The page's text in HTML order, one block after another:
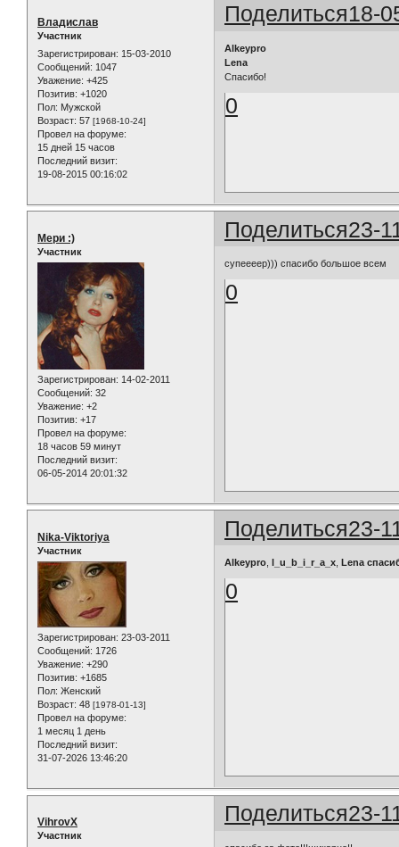
Поделиться18-
Владислав
Участник
Зарегистрирован: 15-03-2010
Сообщений: 1047
Уважение: +425
Позитив: +1020
Пол: Мужской
Возраст: 57 [1968-10-24]
Провел на форуме:
15 дней 15 часов
Последний визит:
19-08-2015 00:16:02
Alkeypro
Lena
Спасибо!
0
Поделиться23-
Мери :)
Участник
Зарегистрирован: 14-02-2011
Сообщений: 32
Уважение: +2
Позитив: +17
Провел на форуме:
18 часов 59 минут
Последний визит:
06-05-2014 20:01:32
супеееер))) спасибо большое всем
0
Поделиться23-
Nika-Viktoriya
Участник
Зарегистрирован: 23-03-2011
Сообщений: 1726
Уважение: +290
Позитив: +1685
Пол: Женский
Возраст: 48 [1978-01-13]
Провел на форуме:
1 месяц 1 день
Последний визит:
31-07-2026 13:46:20
Alkeypro l_u_b_i_r_a_x Lena
0
Поделиться23-
VihrovX
Участник